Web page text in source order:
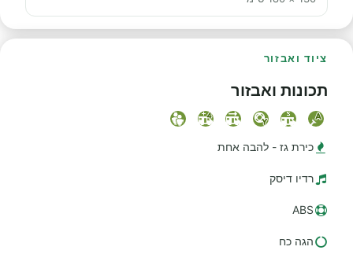
ציוד ואבזור
תכונות ואבזור
כירת גז - להבה אחת
רדיו דיסק
ABS
הגה כח